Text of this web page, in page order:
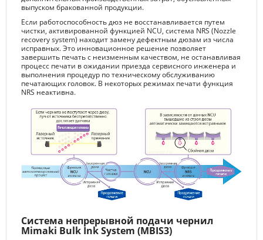
выпуском бракованной продукции.
Если работоспособность дюз не восстанавливается путем
чистки, активированной функцией NCU, система NRS (Nozzle
recovery system) находит замену дефектным дюзам из числа
исправных. Это инновационное решение позволяет
завершить печать с неизменным качеством, не останавливая
процесс печати в ожидании приезда сервисного инженера и
выполнения процедур по техническому обслуживанию
печатающих головок. В некоторых режимах печати функция
NRS неактивна.
Система непрерывной подачи чернил
Mimaki Bulk Ink System (MBIS3)